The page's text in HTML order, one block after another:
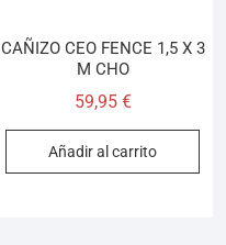
CAÑIZO CEO FENCE 1,5 X 3
M CHO
59,95 €
Añadir al carrito